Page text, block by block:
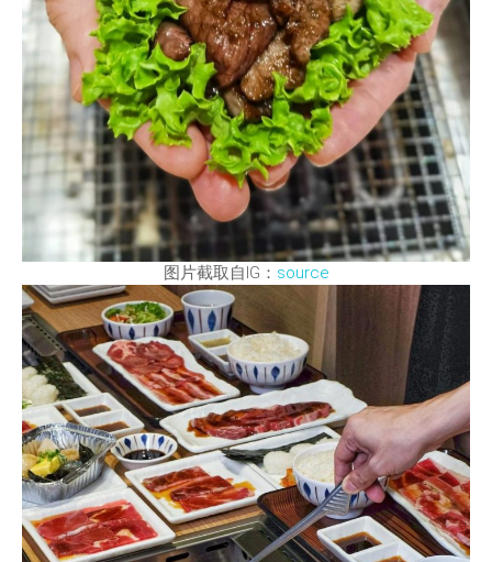
图片截取自IG： source